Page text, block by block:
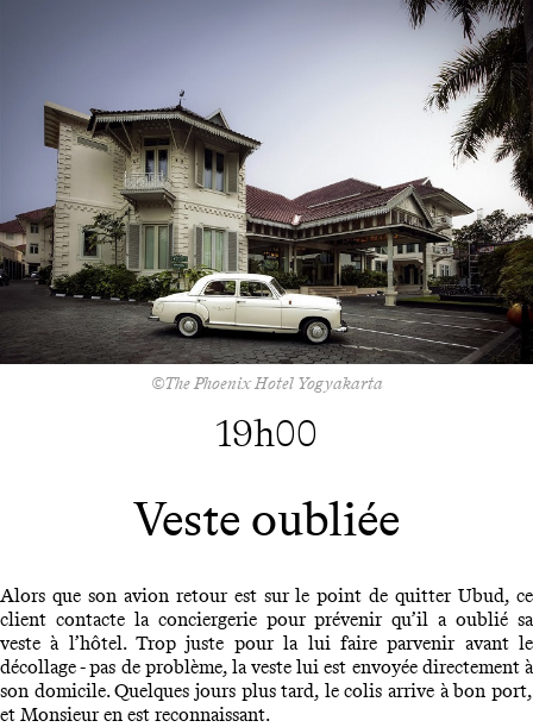
©The Phoenix Hotel Yogyakarta
19h00
Veste oubliée
Alors que son avion retour est sur le point de quitter Ubud, ce
client contacte la conciergerie pour prévenir qu’il a oublié sa
veste à l’hôtel. Trop juste pour la lui faire parvenir avant le
décollage - pas de problème, la veste lui est envoyée directement à
son domicile. Quelques jours plus tard, le colis arrive à bon port,
et Monsieur en est reconnaissant.